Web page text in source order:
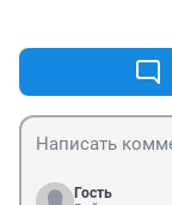
Гость